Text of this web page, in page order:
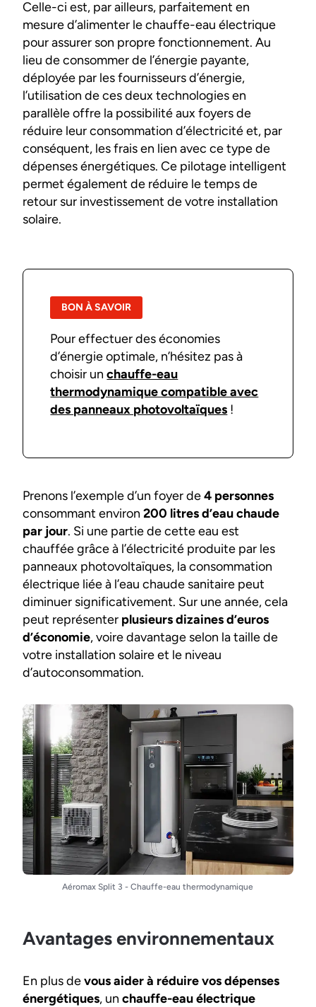
Celle-ci est, par ailleurs, parfaitement en
mesure d’alimenter le chauffe-eau électrique
pour assurer son propre fonctionnement. Au
lieu de consommer de l’énergie payante,
déployée par les fournisseurs d’énergie,
l’utilisation de ces deux technologies en
parallèle offre la possibilité aux foyers de
réduire leur consommation d’électricité et, par
conséquent, les frais en lien avec ce type de
dépenses énergétiques. Ce pilotage intelligent
permet également de réduire le temps de
retour sur investissement de votre installation
solaire.
BON À SAVOIR
Pour effectuer des économies
d’énergie optimale, n’hésitez pas à
choisir unchauffe-eau
thermodynamique compatible avec
des panneaux photovoltaïques !
Prenons l’exemple d’un foyer de4 personnes
consommant environ 200 litres d’eau chaude
par jour. Si une partie de cette eau est
chauffée grâce à l’électricité produite par les
panneaux photovoltaïques, la consommation
électrique liée à l’eau chaude sanitaire peut
diminuer significativement. Sur une année, cela
peut représenter plusieurs dizaines d’euros
d’économie, voire davantage selon la taille de
votre installation solaire et le niveau
d’autoconsommation.
Aéromax Split 3 - Chauffe-eau thermodynamique
Avantages environnementaux
En plus devous aider à réduire vos dépenses
énergétiques, un chauffe-eau électrique